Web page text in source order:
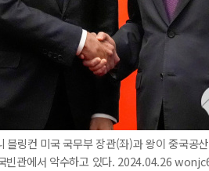
링컨 미국 국무부 장관(좌)과 왕이 중국공
빈관에서 악수하고 있다. 2024.04.26